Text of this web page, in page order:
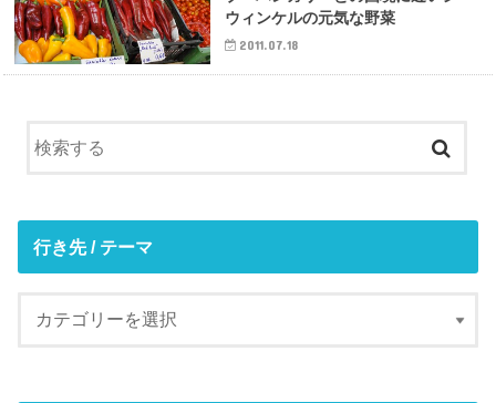
ウィンケルの元気な野菜
2011.07.18
行き先 / テーマ